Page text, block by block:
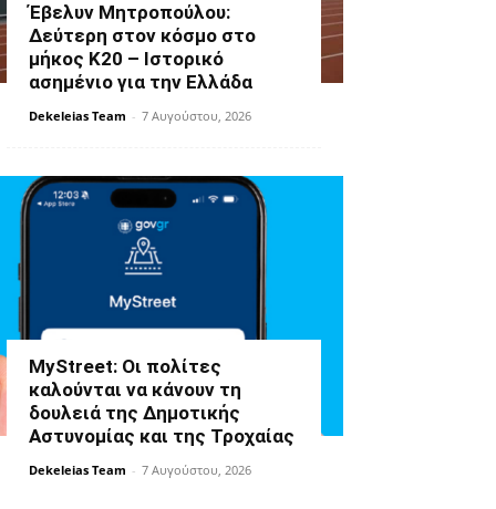
Έβελυν Μητροπούλου:
Δεύτερη στον κόσμο στο
μήκος Κ20 – Ιστορικό
ασημένιο για την Ελλάδα
Dekeleias Team - 7 Αυγούστου, 2026
MyStreet: Οι πολίτες
καλούνται να κάνουν τη
δουλειά της Δημοτικής
Αστυνομίας και της Τροχαίας
Dekeleias Team - 7 Αυγούστου, 2026